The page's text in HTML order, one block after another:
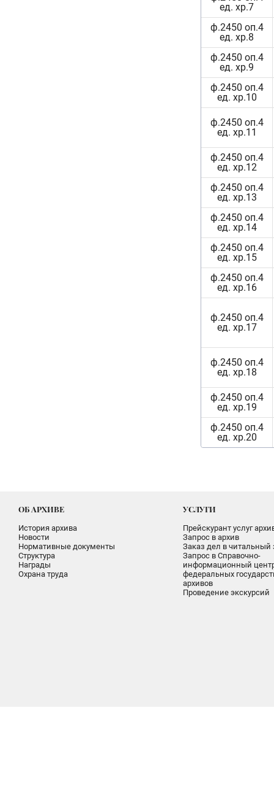
ед. хр.7
ф.2450 оп.4
ед. хр.8
ф.2450 оп.4
ед. хр.9
ф.2450 оп.4
ед. хр.10
ф.2450 оп.4
ед. хр.11
ф.2450 оп.4
ед. хр.12
ф.2450 оп.4
ед. хр.13
ф.2450 оп.4
ед. хр.14
ф.2450 оп.4
ед. хр.15
ф.2450 оп.4
ед. хр.16
ф.2450 оп.4
ед. хр.17
ф.2450 оп.4
ед. хр.18
ф.2450 оп.4
ед. хр.19
ф.2450 оп.4
ед. хр.20
ОБ АРХИВЕ
История архива
Новости
Нормативные документы
Структура
Награды
Охрана труда
УСЛУГИ
Прейскурант услуг
Запрос в архив
Заказ дел в читальный
Запрос в Справочно-
информационный
федеральных
архивов
Проведение экскурсий